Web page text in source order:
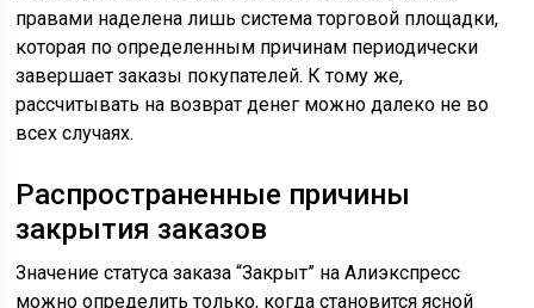
правами наделена лишь система торговой площадки,
которая по определенным причинам периодически
завершает заказы покупателей. К тому же,
рассчитывать на возврат денег можно далеко не во
всех случаях.
Распространенные причины
закрытия заказов
Значение статуса заказа “Закрыт” на Алиэкспресс
можно определить только, когда становится ясной